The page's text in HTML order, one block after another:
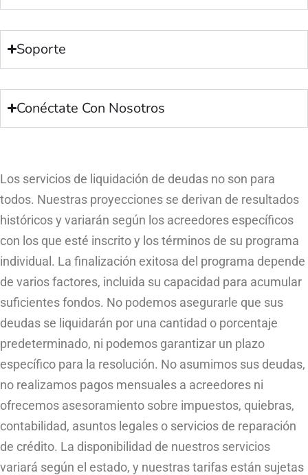
Soporte
Conéctate Con Nosotros
Los servicios de liquidación de deudas no son para
todos. Nuestras proyecciones se derivan de resultados
históricos y variarán según los acreedores específicos
con los que esté inscrito y los términos de su programa
individual. La finalización exitosa del programa depende
de varios factores, incluida su capacidad para acumular
suficientes fondos. No podemos asegurarle que sus
deudas se liquidarán por una cantidad o porcentaje
predeterminado, ni podemos garantizar un plazo
específico para la resolución. No asumimos sus deudas,
no realizamos pagos mensuales a acreedores ni
ofrecemos asesoramiento sobre impuestos, quiebras,
contabilidad, asuntos legales o servicios de reparación
de crédito. La disponibilidad de nuestros servicios
variará según el estado, y nuestras tarifas están sujetas